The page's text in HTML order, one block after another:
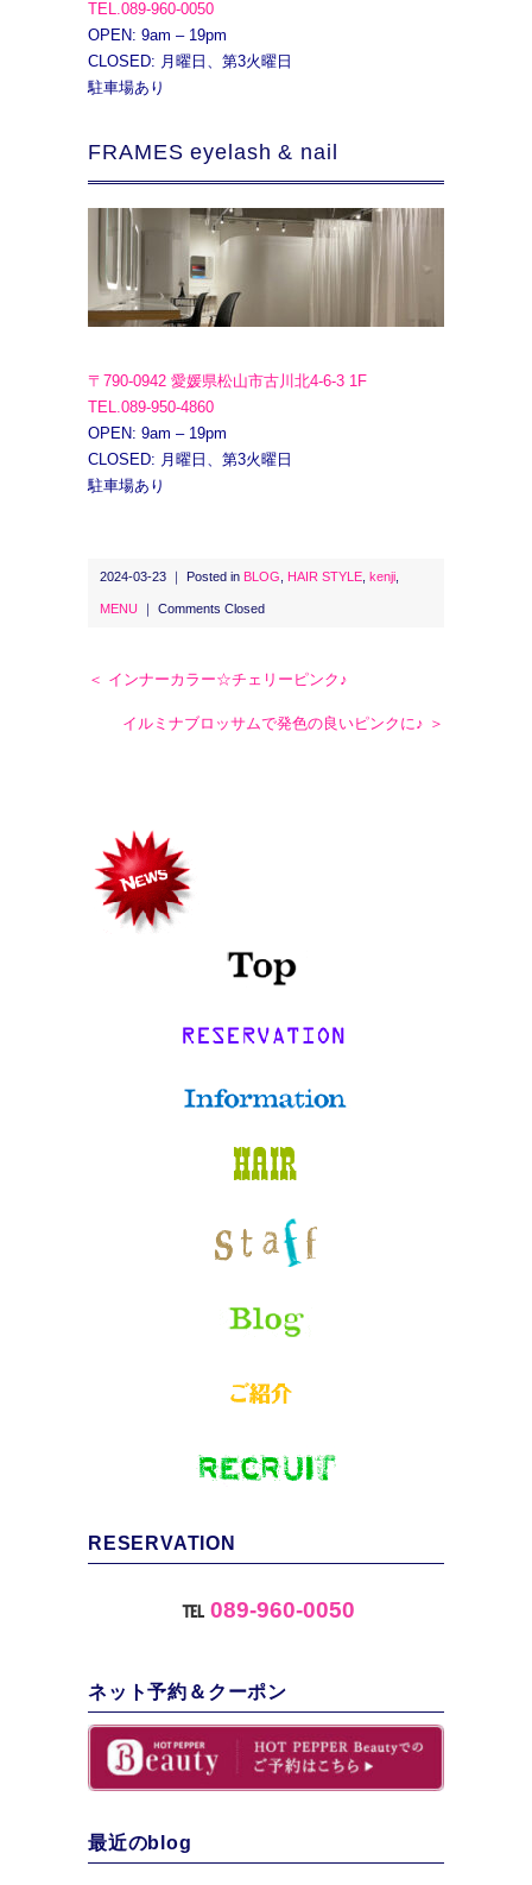
TEL.089-960-0050
OPEN: 9am – 19pm
CLOSED: 月曜日、第3火曜日
駐車場あり
FRAMES eyelash & nail
〒790-0942 愛媛県松山市古川北4-6-3 1F
TEL.089-950-4860
OPEN: 9am – 19pm
CLOSED: 月曜日、第3火曜日
駐車場あり
2024-03-23 ｜ Posted in BLOG HAIR STYLE kenji
MENU Comments Closed
＜ インナーカラー☆チェリーピンク♪
イルミナブロッサムで発色の良いピンクに♪ ＞
RESERVATION
℡ 089-960-0050
ネット予約＆クーポン
最近のblog